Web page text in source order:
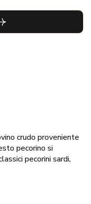
crudo proveniente
pecorino si
pecorini sardi,